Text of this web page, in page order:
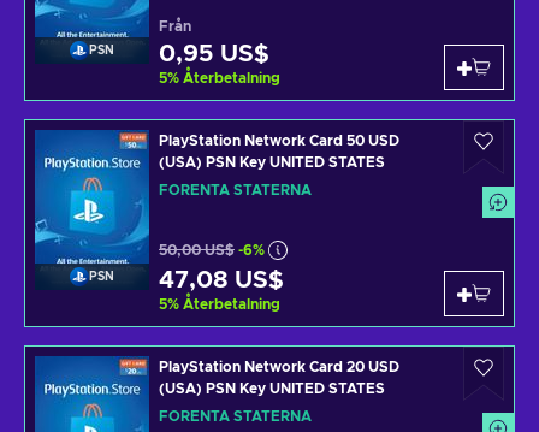
PSN
Från
0,95 US$
5% Återbetalning
PSN
PlayStation Network Card 50 USD
(USA) PSN Key UNITED STATES
FÖRENTA STATERNA
50,00 US$ -6%
47,08 US$
5% Återbetalning
PlayStation Network Card 20 USD
(USA) PSN Key UNITED STATES
FÖRENTA STATERNA